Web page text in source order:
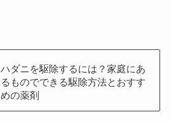
ハダニを駆除するには？家庭にあ
るものでできる駆除方法とおすす
めの薬剤